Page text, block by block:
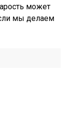
может
мы делаем